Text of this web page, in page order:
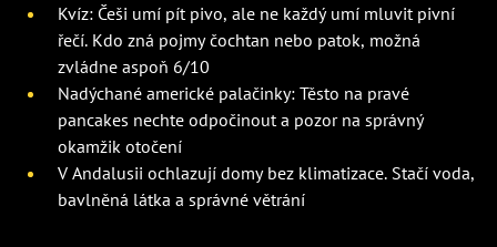
Kvíz: Češi umí pít pivo, ale ne každý umí mluvit pivní
řečí. Kdo zná pojmy čochtan nebo patok, možná
zvládne aspoň 6/10
Nadýchané americké palačinky: Těsto na pravé
pancakes nechte odpočinout a pozor na správný
okamžik otočení
V Andalusii ochlazují domy bez klimatizace. Stačí voda,
bavlněná látka a správné větrání